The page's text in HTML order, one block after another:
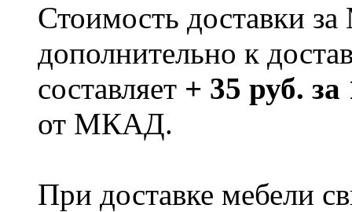
Стоимость доставки
дополнительно к
составляет + 35 руб.
от МКАД.
При доставке мебели